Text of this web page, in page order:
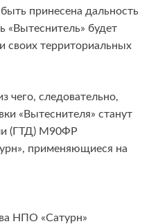
принесена дальность
«Вытеснитель» будет
своих территориальных
чего, следовательно,
«Вытеснителя» станут
(ГТД) М90ФР
применяющиеся на
НПО «Сатурн»